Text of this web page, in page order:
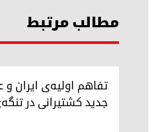
مطالب مرتبط
تفاهم اولیه‌ی ایران
جدید کشتیرانی در